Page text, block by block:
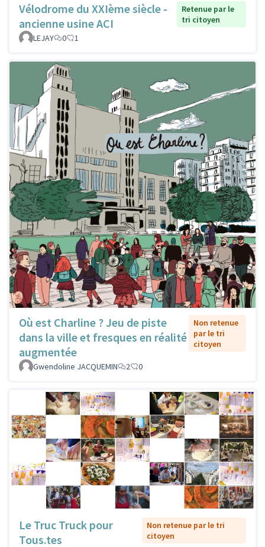
Vélodrome du XXIème siècle -
ancienne usine ACI
Retenue par le
tri citoyen
LEJAY
0 1
Où est Charline ? Jeu de piste
dans la ville et fresques en réalité
augmentée
Non retenue
par le tri
citoyen
Gwendoline JACQUEMIN 2 0
Le Truc Truck pour
Tous.tes
Non retenue par le tri
citoyen